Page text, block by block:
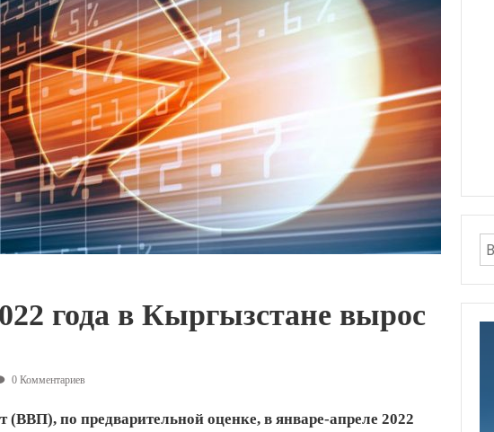
года в Кыргызстане вырос
0 Комментариев
(ВВП), по предварительной оценке, в январе-апреле 2022